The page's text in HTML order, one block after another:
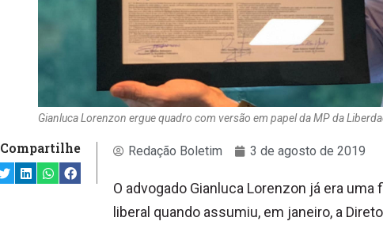
Gianluca Lorenzon ergue quadro com versão em papel da MP da
Compartilhe Redação Boletim 3 de agosto de 2019
O advogado Gianluca Lorenzon já era
liberal quando assumiu, em janeiro, a